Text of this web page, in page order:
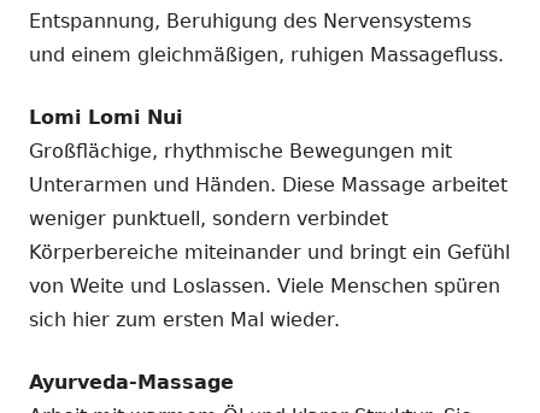
Entspannung, Beruhigung des Nervensystems
und einem gleichmäßigen, ruhigen Massagefluss.
Lomi Lomi Nui
Großflächige, rhythmische Bewegungen mit
Unterarmen und Händen. Diese Massage arbeitet
weniger punktuell, sondern verbindet
Körperbereiche miteinander und bringt ein Gefühl
von Weite und Loslassen. Viele Menschen spüren
sich hier zum ersten Mal wieder.
Ayurveda-Massage